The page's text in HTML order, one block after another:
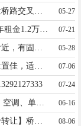
05-27
新华南路金凯利商铺一间2层23-104号，年租金1.2万，年付押金2千，13722915566中介勿扰 07-21
05-28
出租或转让；兴安装饰城门市，主通道位置佳，适合卖各种装修材料及用品，价格面议，联系电话17733937187。 07-06
07-24
【五中街15平小店3K转让】现有啤酒机、空调、单门展示柜、3门展示柜（需要维修） 联系电话18632088551 06-16
【急转桥东桥西两家加盟眼镜店对外低价转让】桥东店位于中兴东大街历史文化公园150平纯一层18132942888 08-06